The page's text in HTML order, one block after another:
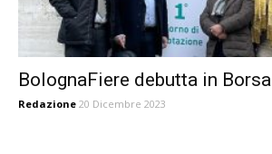
BolognaFiere debutta in Borsa
Redazione 20 Dicembre 2023